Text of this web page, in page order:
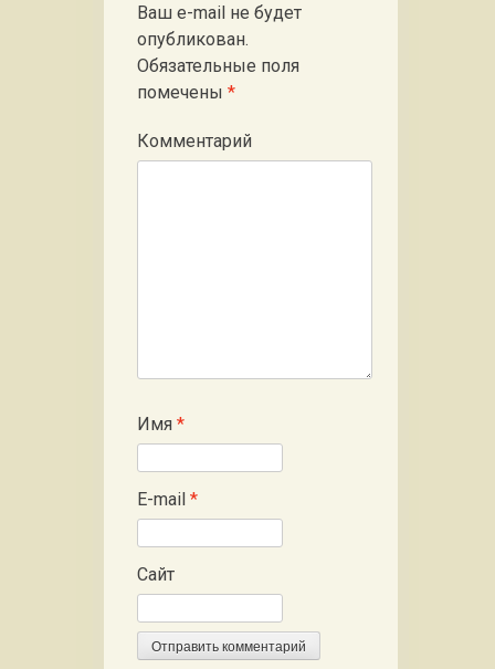
Ваш e-mail не будет
опубликован.
Обязательные поля
помечены *
Комментарий
Имя *
E-mail *
Сайт